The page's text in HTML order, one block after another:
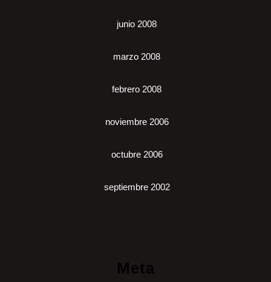
junio 2008
marzo 2008
febrero 2008
noviembre 2006
octubre 2006
septiembre 2002
Meta